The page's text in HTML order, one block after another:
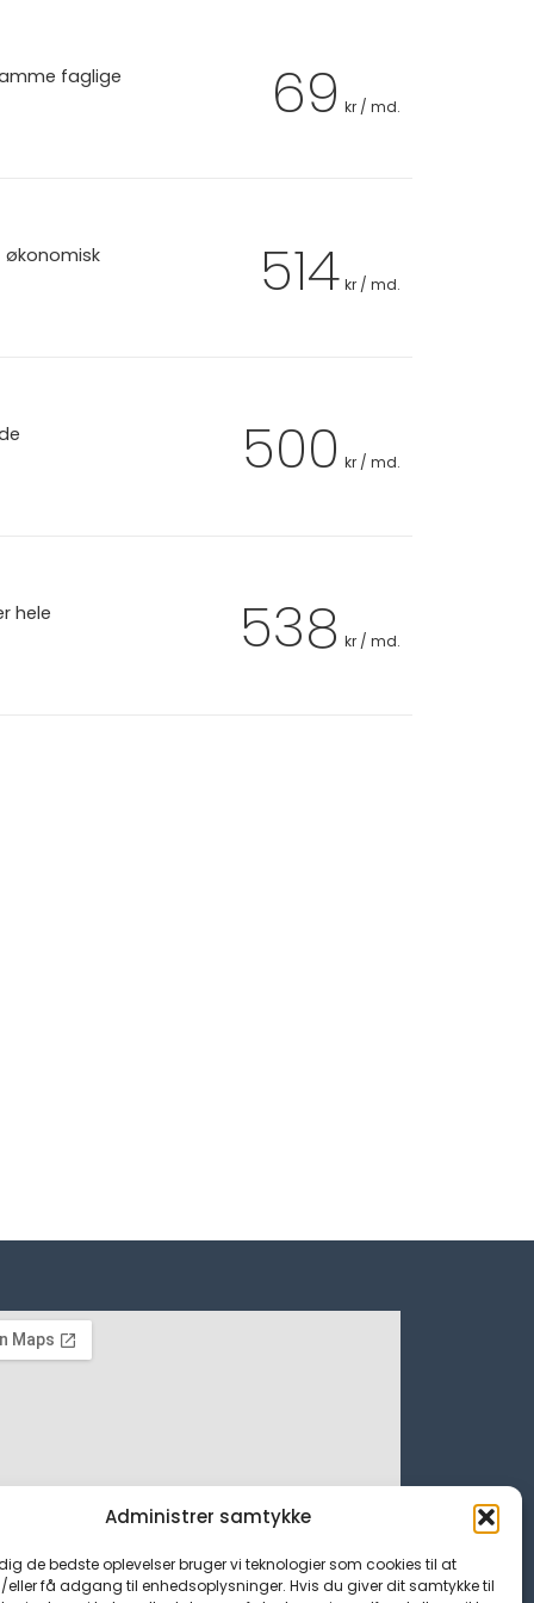
Administrer samtykke
de bedste oplevelser bruger vi teknologier som cookies til at
få adgang til enhedsoplysninger. Hvis du giver dit samtykke til
faglige 69 kr / md.
økonomisk 514 kr / md.
500 kr / md.
hele 538 kr / md.